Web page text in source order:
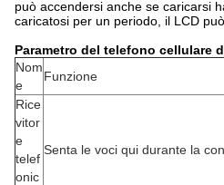
può accendersi anche se caricarsi
caricatosi per un periodo, il LCD
Parametro del telefono cellulare
Nom
e
Funzione
Rice
vitor
e
telef
onic
Senta le voci qui durante la